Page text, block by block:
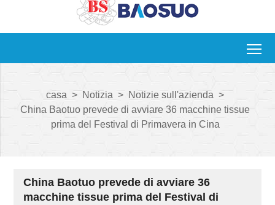
casa > Notizia > Notizie sull'azienda >
China Baotuo prevede di avviare 36 macchine tissue
prima del Festival di Primavera in Cina
China Baotuo prevede di avviare 36
macchine tissue prima del Festival di